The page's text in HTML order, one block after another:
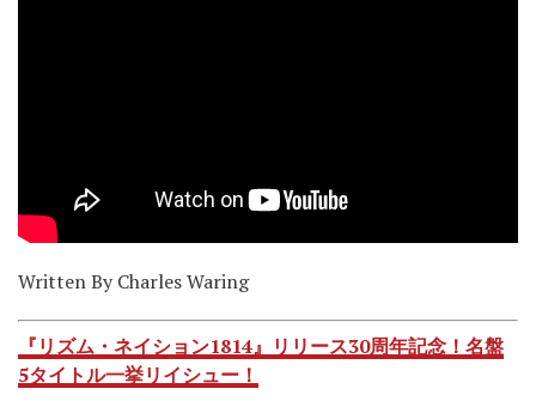
Written By Charles Waring
『リズム・ネイション1814』リリース30周年記念！名盤
5タイトル一挙リイシュー！